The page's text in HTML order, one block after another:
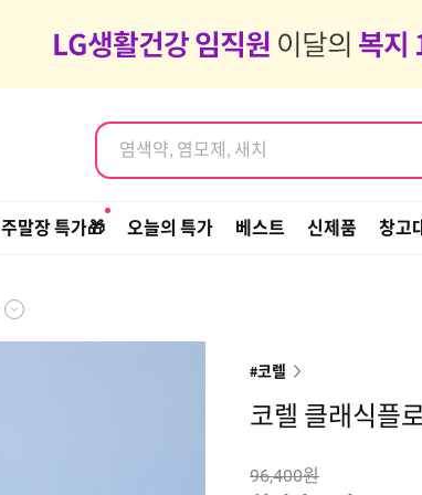
염색약, 염모제, 새치
염색약, 염모제, 새치
주말장 특가🎁 오늘의 특가 베스트 신제품 창고
#코렐
코렐 클래식플
96,400원